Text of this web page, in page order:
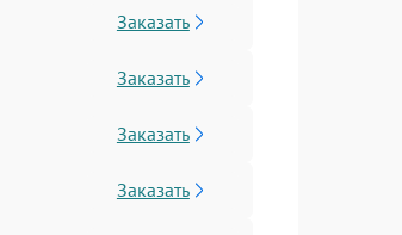
Заказать
Заказать
Заказать
Заказать